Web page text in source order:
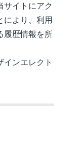
サイトにアク
により、利用
履歴情報を所
ンエレクト